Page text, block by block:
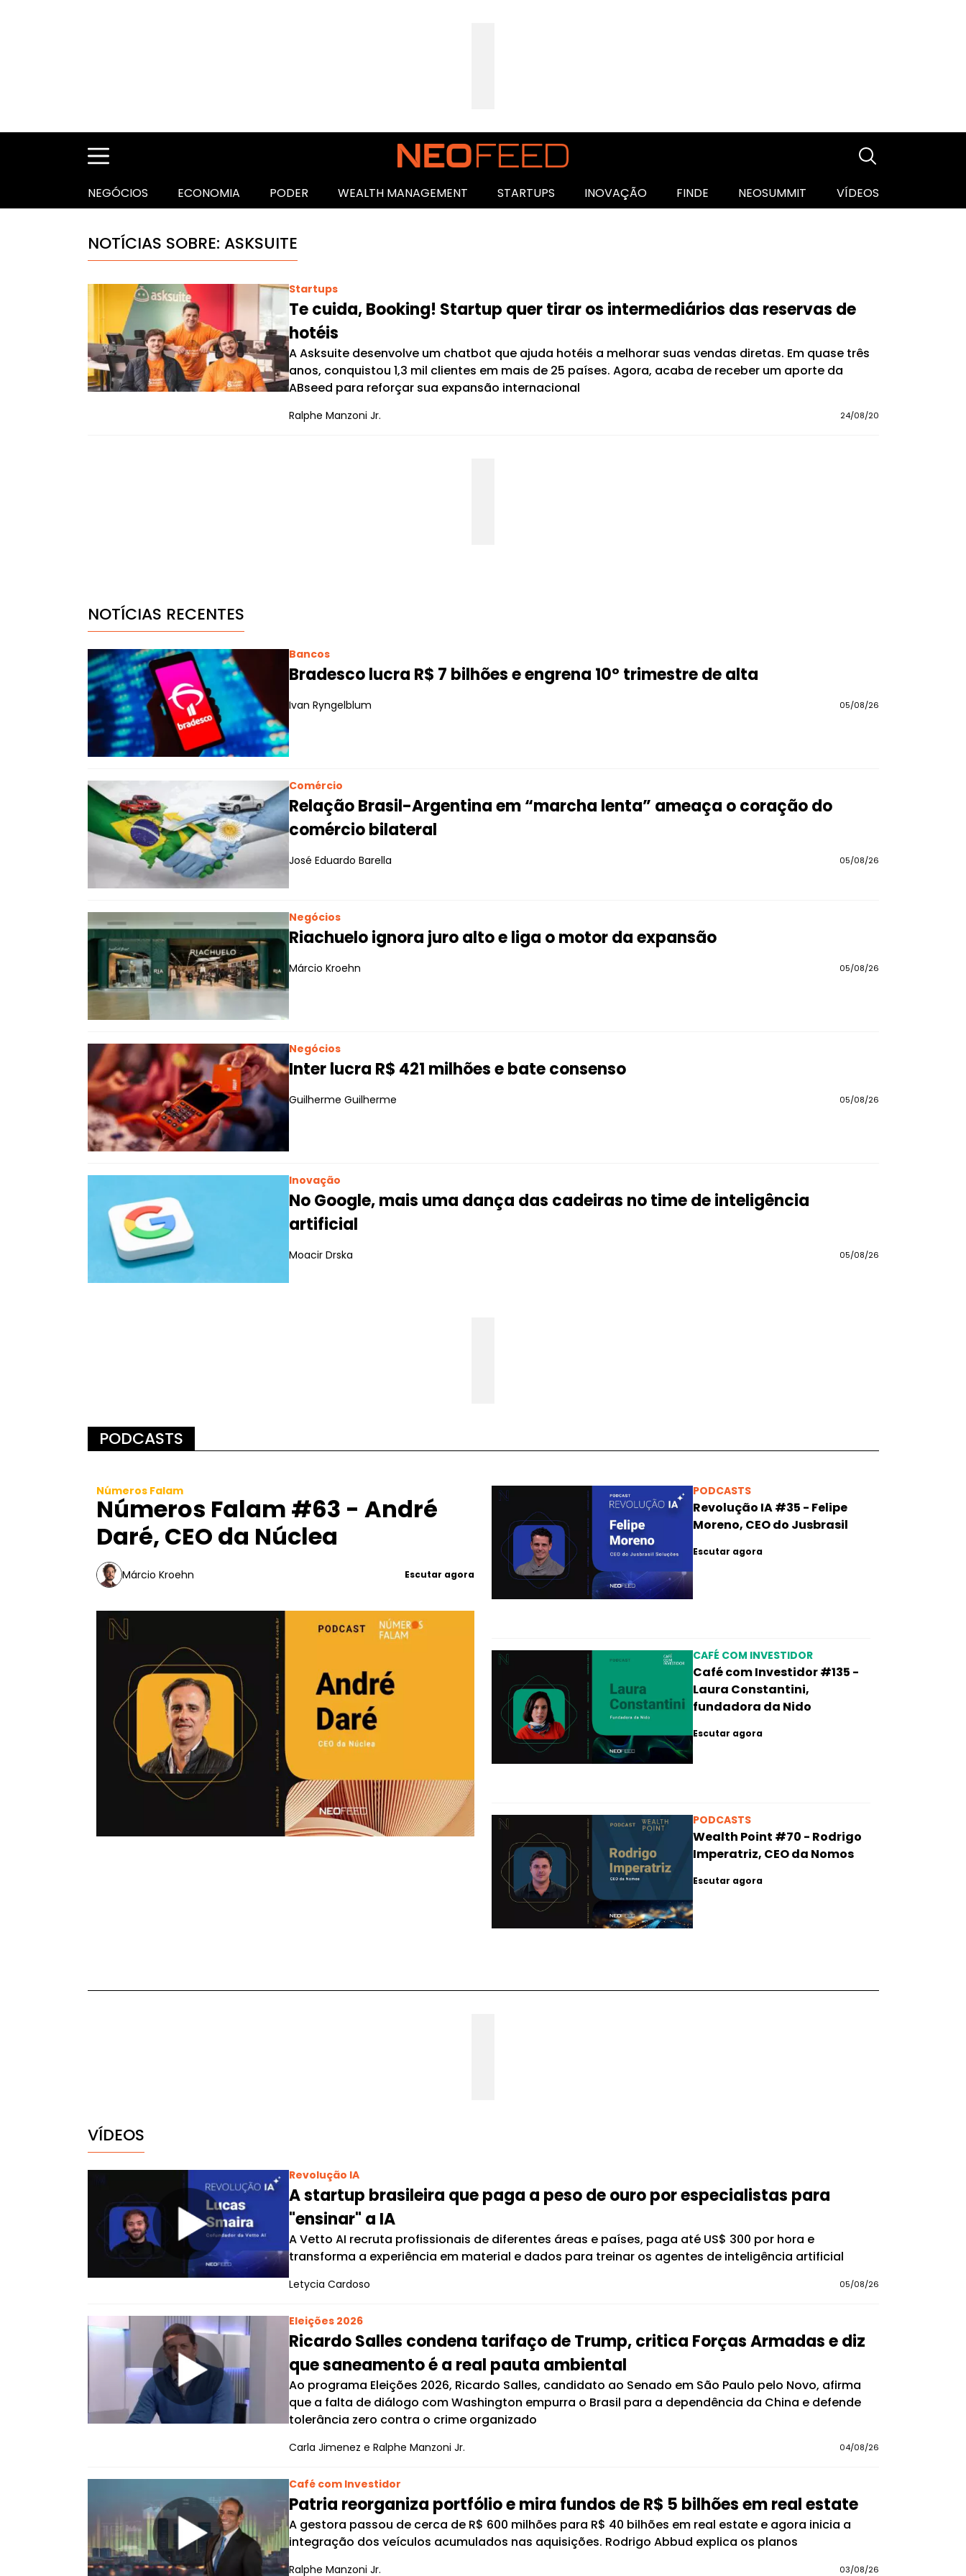
NEGÓCIOS ECONOMIA PODER WEALTH MANAGEMENT STARTUPS INOVAÇÃO FINDE NEOSUMMIT VÍDEOS
NOTÍCIAS SOBRE: ASKSUITE
Startups
Te cuida, Booking! Startup quer tirar os intermediários das reservas de
hotéis
A Asksuite desenvolve um chatbot que ajuda hotéis a melhorar suas vendas diretas. Em quase três
anos, conquistou 1,3 mil clientes em mais de 25 países. Agora, acaba de receber um aporte da
ABseed para reforçar sua expansão internacional
Ralphe Manzoni Jr. 24/08/20
NOTÍCIAS RECENTES
Bancos
Bradesco lucra R$ 7 bilhões e engrena 10º trimestre de alta
Ivan Ryngelblum 05/08/26
Comércio
Relação Brasil-Argentina em “marcha lenta” ameaça o coração do
comércio bilateral
José Eduardo Barella 05/08/26
Negócios
Riachuelo ignora juro alto e liga o motor da expansão
Márcio Kroehn 05/08/26
Negócios
Inter lucra R$ 421 milhões e bate consenso
Guilherme Guilherme 05/08/26
Inovação
No Google, mais uma dança das cadeiras no time de inteligência
artificial
Moacir Drska 05/08/26
PODCASTS
Números Falam
Números Falam #63 - André
Daré, CEO da Núclea
Márcio Kroehn Escutar agora
PODCASTS
Revolução IA #35 - Felipe
Moreno, CEO do Jusbrasil
Escutar agora
CAFÉ COM INVESTIDOR
Café com Investidor #135 -
Laura Constantini,
fundadora da Nido
Escutar agora
PODCASTS
Wealth Point #70 - Rodrigo
Imperatriz, CEO da Nomos
Escutar agora
VÍDEOS
Revolução IA
A startup brasileira que paga a peso de ouro por especialistas para
"ensinar" a IA
A Vetto AI recruta profissionais de diferentes áreas e países, paga até US$ 300 por hora e
transforma a experiência em material e dados para treinar os agentes de inteligência artificial
Letycia Cardoso 05/08/26
Eleições 2026
Ricardo Salles condena tarifaço de Trump, critica Forças Armadas e diz
que saneamento é a real pauta ambiental
Ao programa Eleições 2026, Ricardo Salles, candidato ao Senado em São Paulo pelo Novo, afirma
que a falta de diálogo com Washington empurra o Brasil para a dependência da China e defende
tolerância zero contra o crime organizado
Carla Jimenez e Ralphe Manzoni Jr. 04/08/26
Café com Investidor
Patria reorganiza portfólio e mira fundos de R$ 5 bilhões em real estate
A gestora passou de cerca de R$ 600 milhões para R$ 40 bilhões em real estate e agora inicia a
integração dos veículos acumulados nas aquisições. Rodrigo Abbud explica os planos
Ralphe Manzoni Jr. 03/08/26